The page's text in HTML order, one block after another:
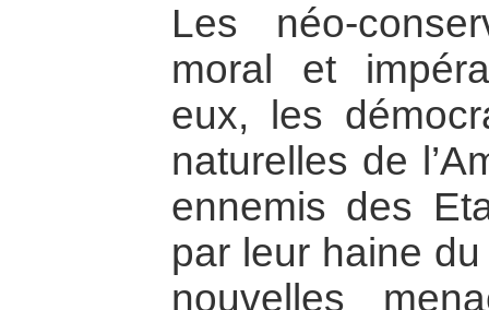
Les néo-
moral et
eux, les
naturelles de
ennemis des
par leur haine
nouvelles